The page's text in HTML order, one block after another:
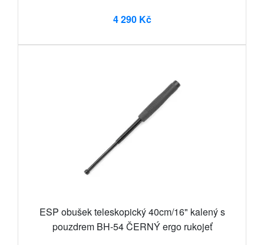
4 290 Kč
ESP obušek teleskopický 40cm/16" kalený s
pouzdrem BH-54 ČERNÝ ergo rukojeť